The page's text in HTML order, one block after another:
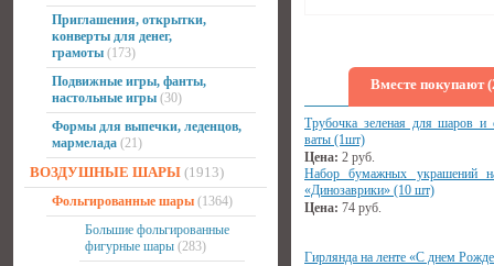
Приглашения, открытки,
конверты для денег,
грамоты (173)
Подвижные игры, фанты,
настольные игры (30)
Формы для выпечки, леденцов,
мармелада (21)
ВОЗДУШНЫЕ ШАРЫ (1913)
Фольгированные шары (1364)
Большие фольгированные
фигурные шары (283)
Вместе покупают
Трубочка зеленая для шаров и
ваты (1шт)
Цена: 2 руб.
Набор бумажных украшений
«Динозаврики» (10 шт)
Цена: 74 руб.
Гирлянда на ленте «С днем